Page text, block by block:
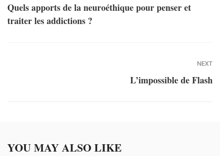
Quels apports de la neuroéthique pour penser et
traiter les addictions ?
NEXT
L’impossible de Flash
YOU MAY ALSO LIKE